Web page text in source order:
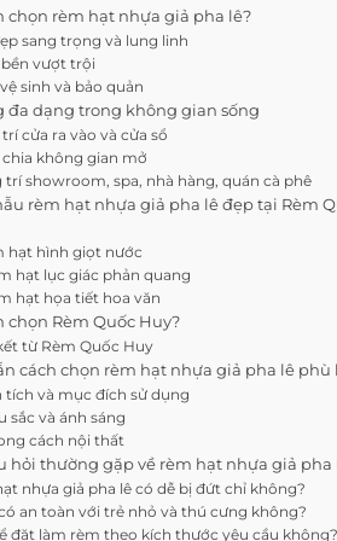
chọn rèm hạt nhựa giả pha lê?
sang trọng và lung linh
vượt trội
sinh và bảo quản
đa dạng trong không gian sống
cửa ra vào và cửa sổ
chia không gian mở
trí showroom, spa, nhà hàng, quán cà phê
rèm hạt nhựa giả pha lê đẹp tại Rèm
hạt hình giọt nước
hạt lục giác phản quang
hạt họa tiết hoa văn
chọn Rèm Quốc Huy?
từ Rèm Quốc Huy
cách chọn rèm hạt nhựa giả pha lê phù
tích và mục đích sử dụng
sắc và ánh sáng
cách nội thất
hỏi thường gặp về rèm hạt nhựa giả pha
nhựa giả pha lê có dễ bị đứt chỉ không?
an toàn với trẻ nhỏ và thú cưng không?
đặt làm rèm theo kích thước yêu cầu không?